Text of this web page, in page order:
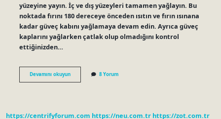
yüzeyine yayın. İç ve dış yüzeyleri tamamen yağlayın. Bu
noktada fırını 180 dereceye önceden ısıtın ve fırın ısınana
kadar güveç kabını yağlamaya devam edin. Ayrıca güveç
kaplarını yağlarken çatlak olup olmadığını kontrol
ettiğinizden…
Devamını okuyunÇömlek
Ilk
8 Yorum
https://centrifyforum.com https://neu.com.tr https://zot.com.tr